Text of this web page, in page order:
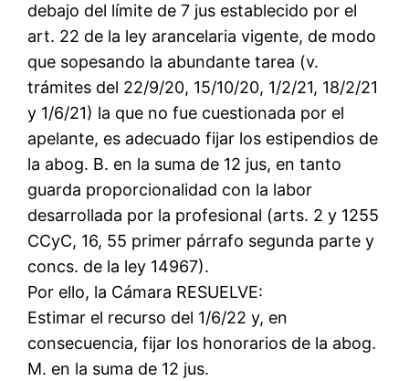
debajo del límite de 7 jus establecido por el
art. 22 de la ley arancelaria vigente, de modo
que sopesando la abundante tarea (v.
trámites del 22/9/20, 15/10/20, 1/2/21, 18/2/21
y 1/6/21) la que no fue cuestionada por el
apelante, es adecuado fijar los estipendios de
la abog. B. en la suma de 12 jus, en tanto
guarda proporcionalidad con la labor
desarrollada por la profesional (arts. 2 y 1255
CCyC, 16, 55 primer párrafo segunda parte y
concs. de la ley 14967).
Por ello, la Cámara RESUELVE:
Estimar el recurso del 1/6/22 y, en
consecuencia, fijar los honorarios de la abog.
M. en la suma de 12 jus.